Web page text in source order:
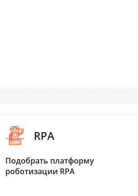
RPA
Подобрать платформу
роботизации RPA